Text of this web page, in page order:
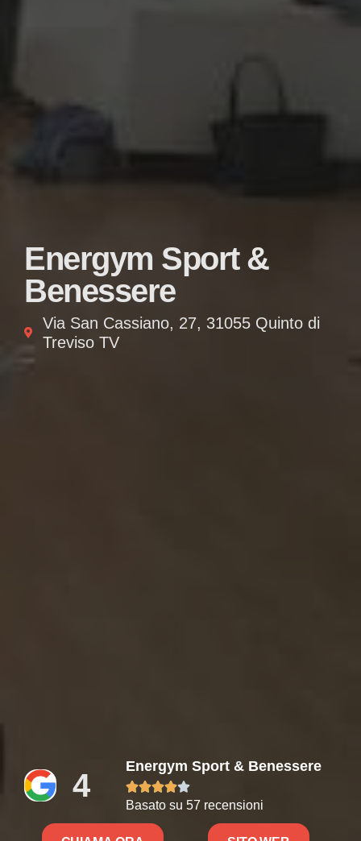
Energym Sport &
Benessere
Via San Cassiano, 27, 31055 Quinto di
Treviso TV
4
Energym Sport & Benessere

Basato su 57 recensioni